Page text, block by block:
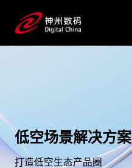
低空场景解决方案
打造低空生态产品圈